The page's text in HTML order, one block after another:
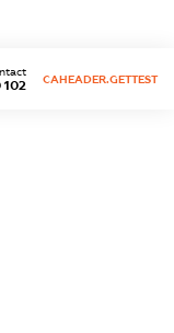
CAHEADER.GETTEST